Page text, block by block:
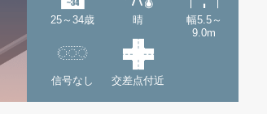
25～34歳 晴
幅5.5～
9.0m
信号なし 交差点付近